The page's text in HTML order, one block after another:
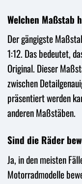
Welchen Maßstab
Der gängigste
1:12. Das bedeutet,
Original. Dieser
zwischen
präsentiert werden
anderen Maßstäben.
Sind die Räder
Ja, in den meisten
Motorradmodelle